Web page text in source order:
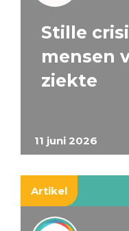
11 juni 2026
Stille
mensen
ziekte
Artikel